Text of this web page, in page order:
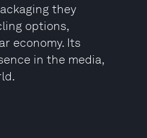
they
options,
economy. Its
in the media,